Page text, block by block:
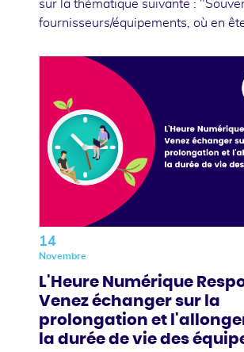
sur la thématique suivante :
fournisseurs/équipements, où en
14
Novembre
L'Heure Numérique
Venez échanger sur la
prolongation et
la durée de vie des